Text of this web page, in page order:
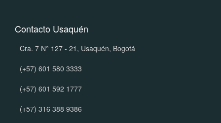
Contacto Usaquén
Cra. 7 N° 127 - 21, Usaquén, Bogotá
(+57) 601 580 3333
(+57) 601 592 1777
(+57) 316 388 9386